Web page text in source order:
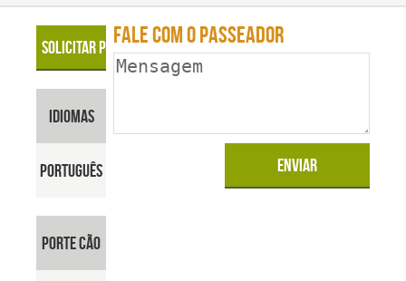
Zona Sul
Olá! Meu nome é
por peludos. Tenho 3
peludinhos, o Teddy,
um pequenino Poodle,
IDIOMAS
Português
PORTE CÃO
FALE COM O PASSEADOR